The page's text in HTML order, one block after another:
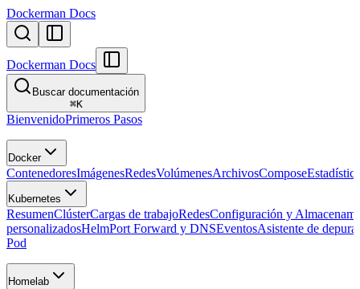
Dockerman Docs
Dockerman Docs
Buscar documentación
⌘K
BienvenidoPrimeros Pasos
Docker
ContenedoresImágenesRedesVolúmenesArchivosCompose
Kubernetes
ResumenClústerCargas de trabajoRedesConfiguración y
personalizadosHelmPort Forward y DNSEventosAsistente de
Pod
Homelab